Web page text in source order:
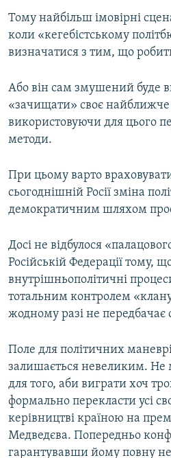
Тому найбільш імовірні
коли «кегебістському
визначатися з тим, що
Або він сам змушений буде
«зачищати» своє найближче
використовуючи для цього
методи.
При цьому варто
сьогоднішній Росії зміна
демократичним шляхом
Досі не відбулося
Російській Федерації тому,
внутрішньополітичні
тотальним контролем
жодному разі не передбачає
Поле для політичних
залишається невеликим.
для того, аби виграти хоч
формально перекласти усі
керівництві країною на
Медведєва. Попередньо
гарантувавши йому повну